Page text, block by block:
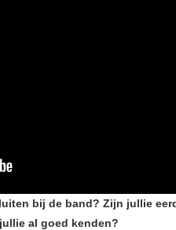
bij de band? Zijn jullie
al goed kenden?